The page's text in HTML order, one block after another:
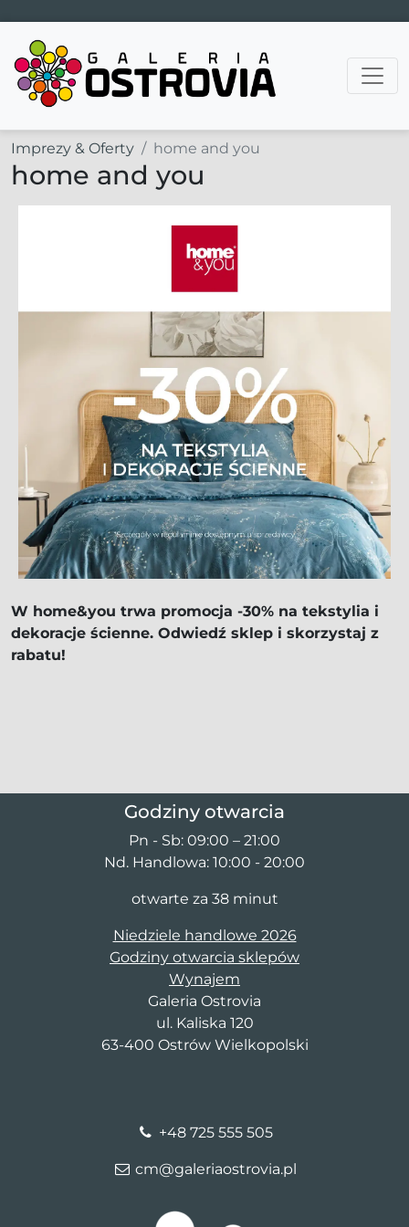
Main Navigation
Imprezy & Oferty home and you
home and you
W home&you trwa promocja -30% na tekstylia i
dekoracje ścienne. Odwiedź sklep i skorzystaj z
rabatu!
Godziny otwarcia
Pn - Sb: 09:00 – 21:00
Nd. Handlowa: 10:00 - 20:00
otwarte za 38 minut
Niedziele handlowe 2026
Godziny otwarcia sklepów
Wynajem
Galeria Ostrovia
ul. Kaliska 120
63-400 Ostrów Wielkopolski
+48 725 555 505
cm@galeriaostrovia.pl